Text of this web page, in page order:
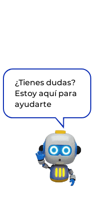
¿Tienes dudas?
Estoy aquí para
ayudarte